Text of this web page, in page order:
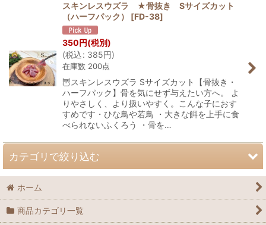
スキンレスウズラ ★骨抜き Sサイズカット
（ハーフパック）
[FD-38]
350円(税別)
(税込: 385円)
在庫数 200点
🦉スキンレスウズラ Sサイズカット【骨抜き・
ハーフパック】骨を気にせず与えたい方へ。 よ
りやさしく、より扱いやすく。こんな子におす
すめです・ひな鳥や若鳥 ・大きな餌を上手に食
べられないふくろう ・骨を…
カテゴリで絞り込む
冷凍餌 (全商品)
冷凍ウズラ
ホーム
商品カテゴリ一覧